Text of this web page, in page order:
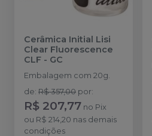
Cerâmica Initial Lisi
Clear Fluorescence
CLF - GC
Embalagem com 20g.
de: R$ 357,00 por:
R$ 207,77 no Pix
ou R$ 214,20 nas demais
condições